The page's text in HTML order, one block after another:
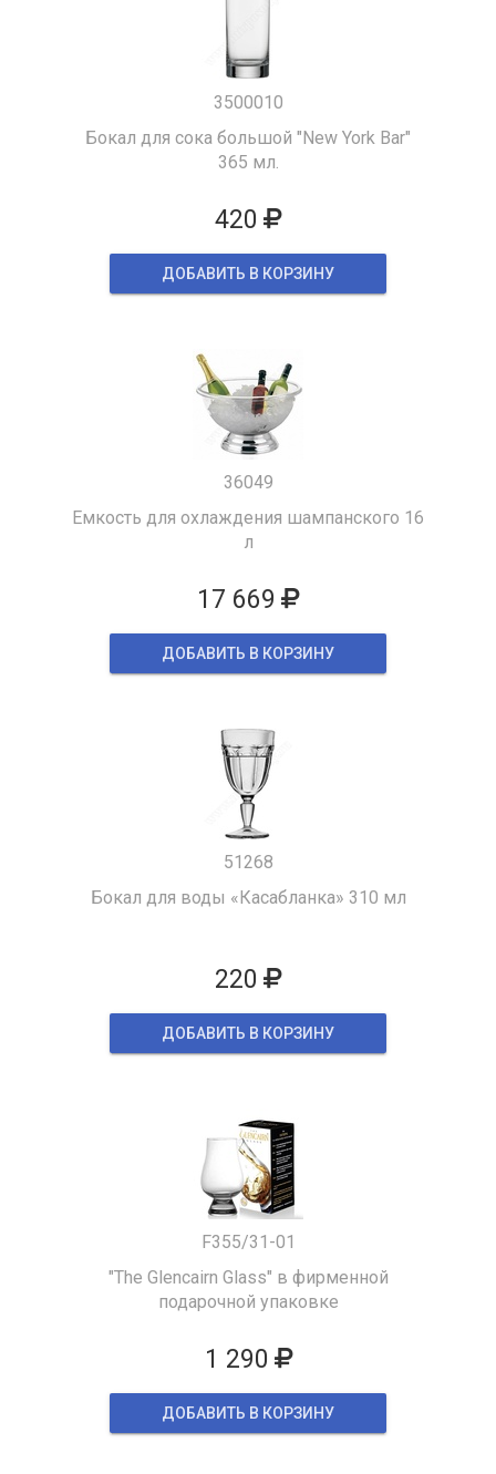
3500010
Бокал для сока большой "New York Bar"
365 мл.
420
ДОБАВИТЬ В КОРЗИНУ
36049
Емкость для охлаждения шампанского 16
л
17 669
ДОБАВИТЬ В КОРЗИНУ
51268
Бокал для воды «Касабланка» 310 мл
220
ДОБАВИТЬ В КОРЗИНУ
F355/31-01
"The Glencairn Glass" в фирменной
подарочной упаковке
1 290
ДОБАВИТЬ В КОРЗИНУ